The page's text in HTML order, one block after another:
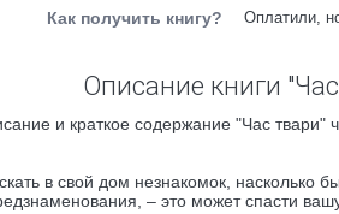
Как получить книгу? Оплатили,
Описание книги
и краткое содержание "Час твари"
в свой дом незнакомок, насколько
– это может спасти